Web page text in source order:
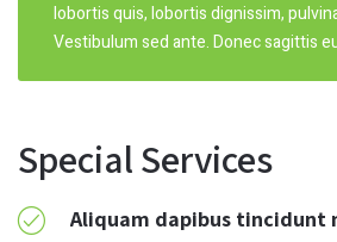
lobortis quis, lobortis dignissim,
Vestibulum sed ante. Donec sagittis
Special Services
Aliquam dapibus tincidunt